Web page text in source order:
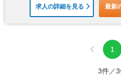
求人の詳細を見る 最新
1
3件／